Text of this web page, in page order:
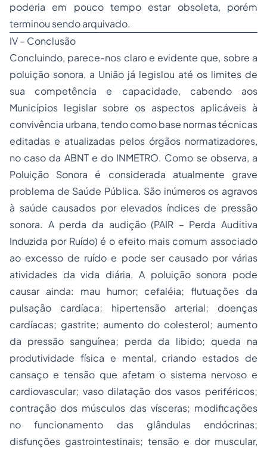
poderia em pouco tempo estar obsoleta, porém
terminou sendo arquivado.
IV – Conclusão
Concluindo, parece-nos claro e evidente que, sobre a
poluição sonora, a União já legislou até os limites de
sua competência e capacidade, cabendo aos
Municípios legislar sobre os aspectos aplicáveis à
convivência urbana, tendo como base normas técnicas
editadas e atualizadas pelos órgãos normatizadores,
no caso da ABNT e do INMETRO. Como se observa, a
Poluição Sonora é considerada atualmente grave
problema de Saúde Pública. São inúmeros os agravos
à saúde causados por elevados índices de pressão
sonora. A perda da audição (PAIR – Perda Auditiva
Induzida por Ruído) é o efeito mais comum associado
ao excesso de ruído e pode ser causado por várias
atividades da vida diária. A poluição sonora pode
causar ainda: mau humor; cefaléia; flutuações da
pulsação cardíaca; hipertensão arterial; doenças
cardíacas; gastrite; aumento do colesterol; aumento
da pressão sanguínea; perda da libido; queda na
produtividade física e mental, criando estados de
cansaço e tensão que afetam o sistema nervoso e
cardiovascular; vaso dilatação dos vasos periféricos;
contração dos músculos das vísceras; modificações
no funcionamento das glândulas endócrinas;
disfunções gastrointestinais; tensão e dor muscular,